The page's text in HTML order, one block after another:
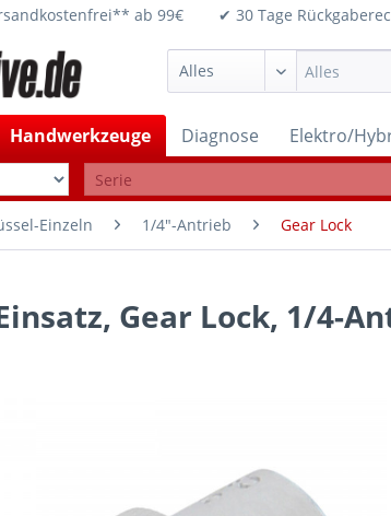
ab 99€ ✔ 30 Tage
Handwerkzeuge Diagnose Elektro/
Einzeln 1/4"-Antrieb Gear Lock
Gear Lock, 1/4-